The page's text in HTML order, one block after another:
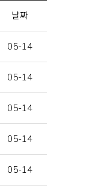
날짜
05-14
05-14
05-14
05-14
05-14